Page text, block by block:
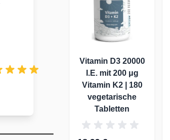
Vitamin D3 20000
I.E. mit 200 μg
Vitamin K2 | 180
vegetarische
Tabletten